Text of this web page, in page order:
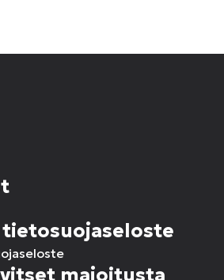
tietosuojaseloste
majoitusta